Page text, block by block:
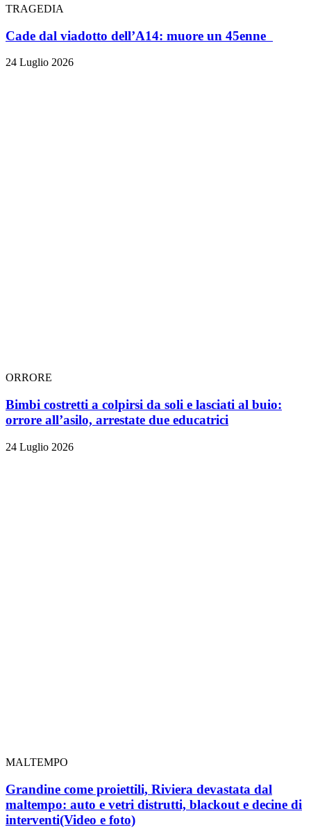
TRAGEDIA
Cade dal viadotto dell’A14: muore un 45enne
24 Luglio 2026
ORRORE
Bimbi costretti a colpirsi da soli e lasciati al buio:
orrore all’asilo, arrestate due educatrici
24 Luglio 2026
MALTEMPO
Grandine come proiettili, Riviera devastata dal
maltempo: auto e vetri distrutti, blackout e decine di
interventi(Video e foto)